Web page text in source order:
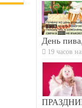
День
19 часов